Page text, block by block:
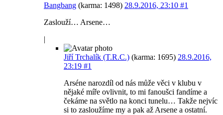
Bangbang (karma: 1498) 28.9.2016, 23:10 #1
Zaslouží… Arsene…
|
Jiří Trchalík (T.R.C.) (karma: 1695) 28.9.2016,
23:19 #1
Arséne narozdíl od nás může věci v klubu v
nějaké míře ovlivnit, to mi fanoušci fandíme a
čekáme na světlo na konci tunelu… Takže nejvíc
si to zasloužíme my a pak až Arsene a ostatní.